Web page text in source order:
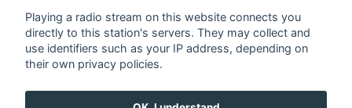
français ⋅ english ⋅ deutsch
ελληνικά
⋅ norsk ⋅ suomi
Playing a radio stream on this website connects you
directly to this station's servers. They may collect and
use identifiers such as your IP address, depending on
their own privacy policies.